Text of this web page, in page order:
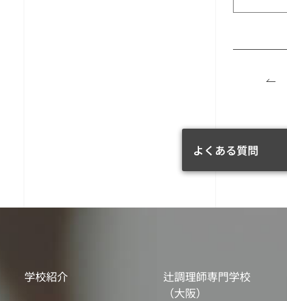
よくある質問
学校紹介
辻調理師専門学校
（大阪）